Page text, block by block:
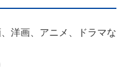
洋画、アニメ、ドラマな